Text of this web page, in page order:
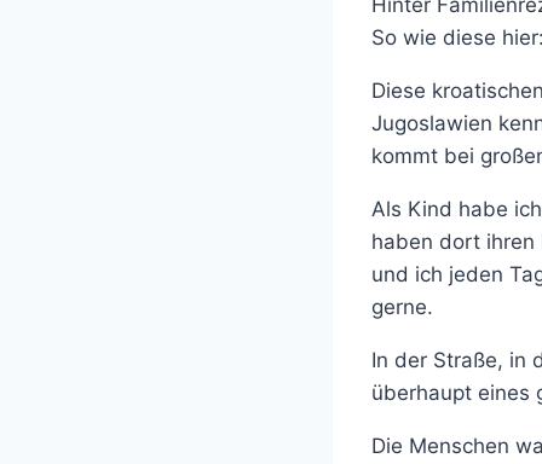
So wie diese hier:
Diese
Jugoslawien
kommt bei
Als Kind habe
haben dort ihren
und ich jeden
gerne.
In der Straße, in
überhaupt eines
Die Menschen